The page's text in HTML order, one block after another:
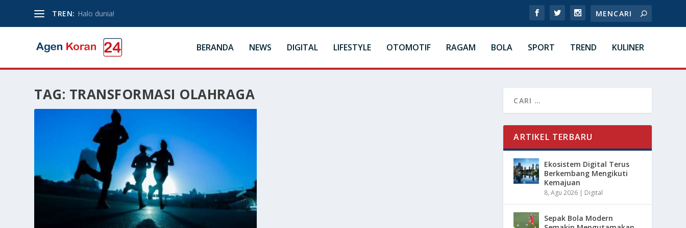
TREN: Halo dunia!
BERANDA NEWS DIGITAL LIFESTYLE OTOMOTIF RAGAM BOLA SPORT TREND KULINER
TAG: TRANSFORMASI OLAHRAGA
ARTIKEL TERBARU
Ekosistem Digital Terus
Berkembang Mengikuti
Kemajuan
8, Agu 2026 | Digital
Sepak Bola Modern